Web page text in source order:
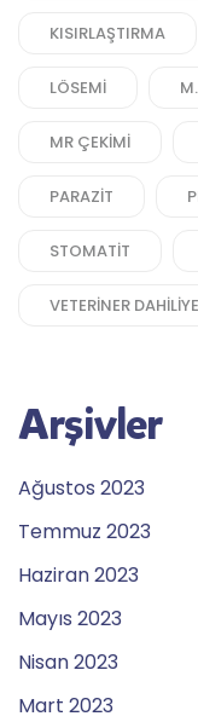
KISIRLAŞTIRMA
LÖSEMI
MR ÇEKIMI
PARAZIT
STOMATIT
VETERINER DAHILIYE
Arşivler
Ağustos 2023
Temmuz 2023
Haziran 2023
Mayıs 2023
Nisan 2023
Mart 2023